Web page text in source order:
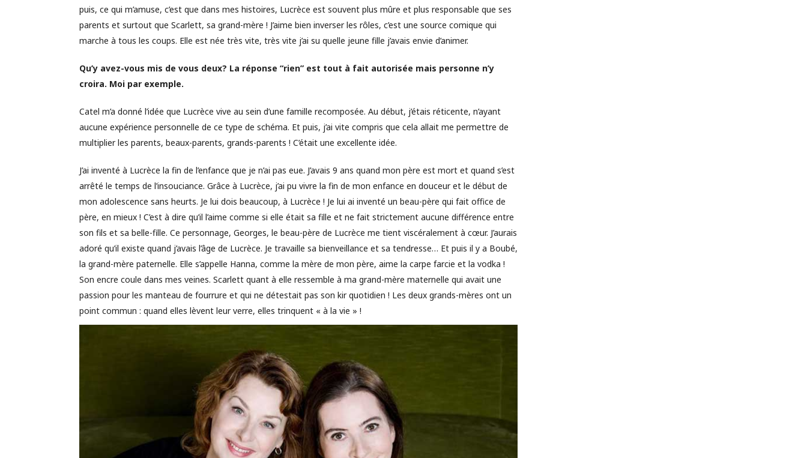
puis, ce qui m’amuse, c’est que dans mes histoires, Lucrèce est souvent plus mûre et plus responsable que ses
parents et surtout que Scarlett, sa grand-mère ! J’aime bien inverser les rôles, c’est une source comique qui
marche à tous les coups. Elle est née très vite, très vite j’ai su quelle jeune fille j’avais envie d’animer.
Qu’y avez-vous mis de vous deux? La réponse “rien” est tout à fait autorisée mais personne n’y
croira. Moi par exemple.
Catel m’a donné l’idée que Lucrèce vive au sein d’une famille recomposée. Au début, j’étais réticente, n’ayant
aucune expérience personnelle de ce type de schéma. Et puis, j’ai vite compris que cela allait me permettre de
multiplier les parents, beaux-parents, grands-parents ! C’était une excellente idée.
J’ai inventé à Lucrèce la fin de l’enfance que je n’ai pas eue. J’avais 9 ans quand mon père est mort et quand s’est
arrêté le temps de l’insouciance. Grâce à Lucrèce, j’ai pu vivre la fin de mon enfance en douceur et le début de
mon adolescence sans heurts. Je lui dois beaucoup, à Lucrèce ! Je lui ai inventé un beau-père qui fait office de
père, en mieux ! C’est à dire qu’il l’aime comme si elle était sa fille et ne fait strictement aucune différence entre
son fils et sa belle-fille. Ce personnage, Georges, le beau-père de Lucrèce me tient viscéralement à cœur. J’aurais
adoré qu’il existe quand j’avais l’âge de Lucrèce. Je travaille sa bienveillance et sa tendresse… Et puis il y a Boubé,
la grand-mère paternelle. Elle s’appelle Hanna, comme la mère de mon père, aime la carpe farcie et la vodka !
Son encre coule dans mes veines. Scarlett quant à elle ressemble à ma grand-mère maternelle qui avait une
passion pour les manteau de fourrure et qui ne détestait pas son kir quotidien ! Les deux grands-mères ont un
point commun : quand elles lèvent leur verre, elles trinquent « à la vie » !